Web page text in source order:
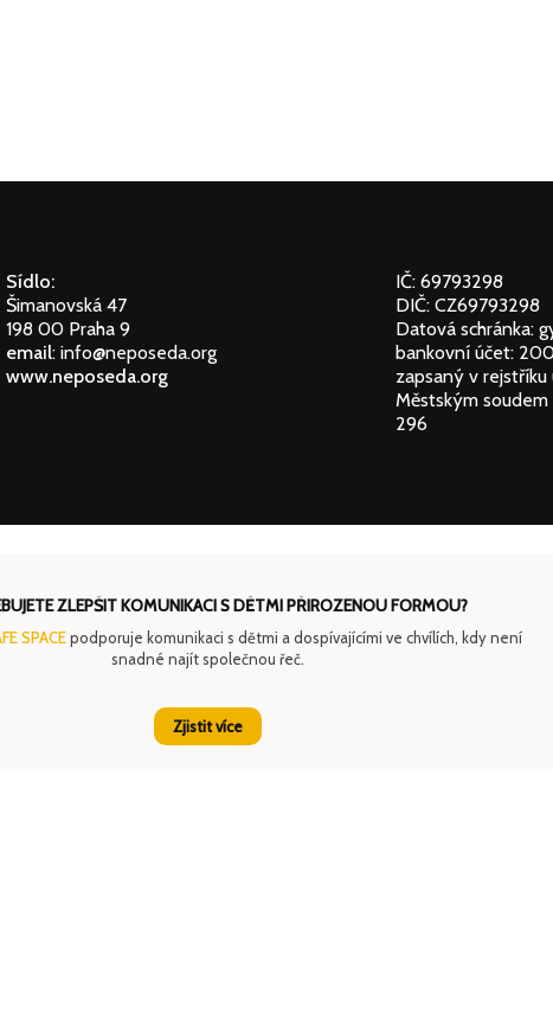
Sídlo:
Šimanovská 47
198 00 Praha 9
email: info@neposeda.org
www.neposeda.org
IČ: 69793298
DIČ: CZ69793298
Datová schránka:
bankovní účet:
zapsaný v
Městským
296
ZLEPŠIT KOMUNIKACI S DĚTMI PŘIROZENOU FORMOU?
SPACEpodporuje komunikaci s dětmi a dospívajícími ve chvílích, kdy není
snadné najít společnou řeč.
Zjistit více